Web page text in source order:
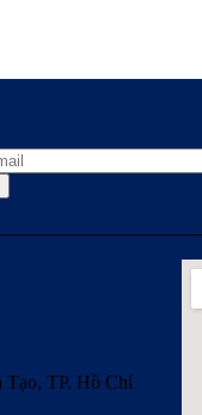
Tạo, TP. Hồ Chí